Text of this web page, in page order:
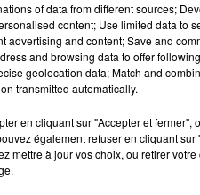
of data from different sources;
content; Use limited data to
advertising and content; Save and
and browsing data to offer
geolocation data; Match and
transmitted automatically.
en cliquant sur "Accepter et
également refuser en cliquant
mettre à jour vos choix, ou retirer